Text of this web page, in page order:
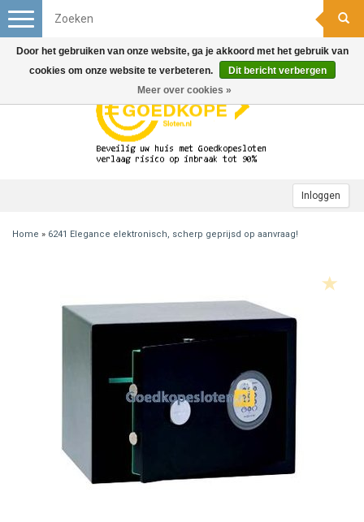
Inloggen
Toggle
navigation
Home » 6241 Elegance elektronisch, scherp geprijsd op aanvraag!
Door het gebruiken van onze website, ga je akkoord met het gebruik van
cookies om onze website te verbeteren.
Dit bericht verbergen
Meer over cookies »